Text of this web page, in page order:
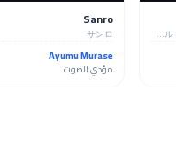
エミール・ビュシェルベルジェール
Sanro
サンロ
Ayumu Murase
مؤدي الصوت